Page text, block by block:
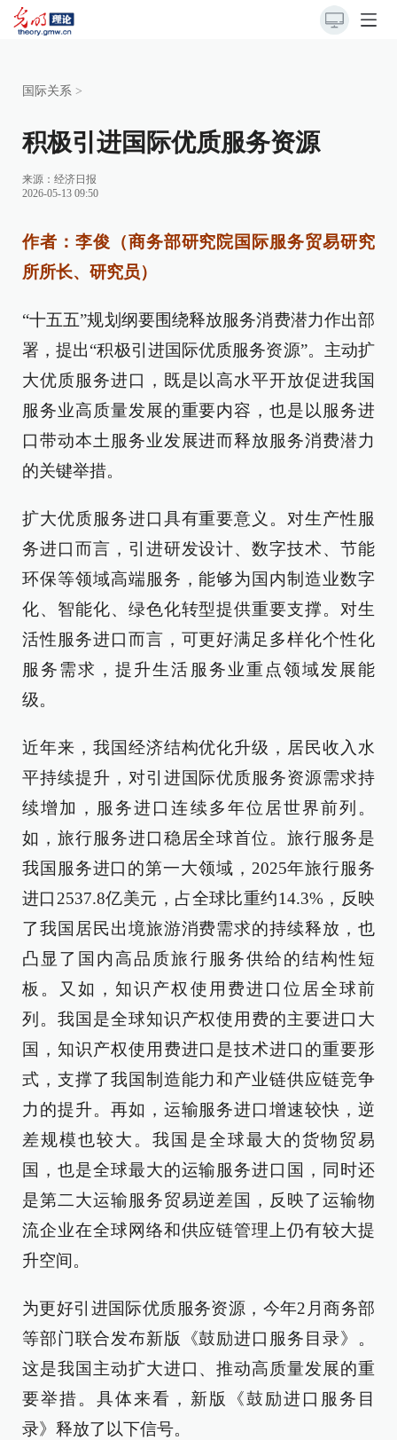
国际关系 >
积极引进国际优质服务资源
来源： 经济日报
2026-05-13 09:50
作者：李俊（商务部研究院国际服务贸易研究
所所长、研究员）
“十五五”规划纲要围绕释放服务消费潜力作出部
署，提出“积极引进国际优质服务资源”。主动扩
大优质服务进口，既是以高水平开放促进我国
服务业高质量发展的重要内容，也是以服务进
口带动本土服务业发展进而释放服务消费潜力
的关键举措。
扩大优质服务进口具有重要意义。对生产性服
务进口而言，引进研发设计、数字技术、节能
环保等领域高端服务，能够为国内制造业数字
化、智能化、绿色化转型提供重要支撑。对生
活性服务进口而言，可更好满足多样化个性化
服务需求，提升生活服务业重点领域发展能
级。
近年来，我国经济结构优化升级，居民收入水
平持续提升，对引进国际优质服务资源需求持
续增加，服务进口连续多年位居世界前列。
如，旅行服务进口稳居全球首位。旅行服务是
我国服务进口的第一大领域，2025年旅行服务
进口2537.8亿美元，占全球比重约14.3%，反映
了我国居民出境旅游消费需求的持续释放，也
凸显了国内高品质旅行服务供给的结构性短
板。又如，知识产权使用费进口位居全球前
列。我国是全球知识产权使用费的主要进口大
国，知识产权使用费进口是技术进口的重要形
式，支撑了我国制造能力和产业链供应链竞争
力的提升。再如，运输服务进口增速较快，逆
差规模也较大。我国是全球最大的货物贸易
国，也是全球最大的运输服务进口国，同时还
是第二大运输服务贸易逆差国，反映了运输物
流企业在全球网络和供应链管理上仍有较大提
升空间。
为更好引进国际优质服务资源，今年2月商务部
等部门联合发布新版《鼓励进口服务目录》。
这是我国主动扩大进口、推动高质量发展的重
要举措。具体来看，新版《鼓励进口服务目
录》释放了以下信号。